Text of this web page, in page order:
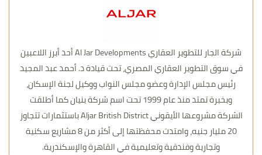
شركة الجار للتطوير العقاري Al Jar Developments أحد أبرز اللاعبين
في سوق التطوير العقاري المصري، تحت قيادة د. أحمد عبد المجيد
رئيس مجلس الإدارة وعضو مجلس النواب ووكيل لجنة الإسكان،
وبخبرة تمتد منذ عام 1999 تحت اسم شركة بنيان كما أطلقت
الشركة مشروعها الأيقوني Aljar British District باستثمارات تتجاوز
20 مليار جنيه، وامتدت محفظتها إلى أكثر من 8 مشاريع سكنية
وتجارية وفندقية وتعليمية في القاهرة والإسكندرية.